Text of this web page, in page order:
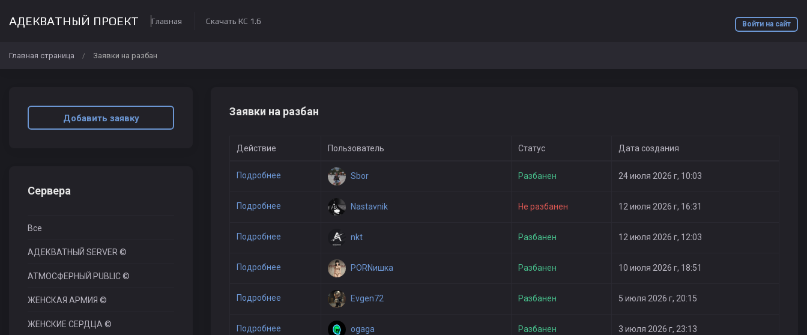
Войти на сайт
АДЕКВАТНЫЙ ПРОЕКТ Главная Скачать КС 1.6
Главная страница / Заявки на разбан
Заявки на разбан
Действие Пользователь Статус Дата создания
Подробнее Sbor Разбанен 24 июля 2026 г, 10:03
Подробнее Nastavnik Не разбанен 12 июля 2026 г, 16:31
Подробнее nkt Разбанен 12 июля 2026 г, 12:03
Подробнее PORNишка Разбанен 10 июля 2026 г, 18:51
Подробнее Evgen72 Разбанен 5 июля 2026 г, 20:15
Подробнее ogaga Разбанен 3 июля 2026 г, 23:13
Добавить заявку
Сервера
Все
АДЕКВАТНЫЙ SERVER ©
АТМОСФЕРНЫЙ PUBLIC ©
ЖЕНСКАЯ АРМИЯ ©
ЖЕНСКИЕ СЕРДЦА ©